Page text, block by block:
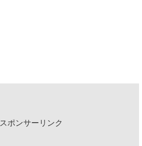
スポンサーリンク